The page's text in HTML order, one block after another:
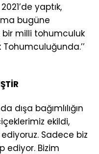
yaptık,
bugüne
milli tohumculuk
dışa bağımlılığın
ekildi,
Sadece biz
ediyor. Bizim